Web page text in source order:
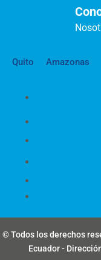
Quito Amazonas
© Todos los derechos
Ecuador -